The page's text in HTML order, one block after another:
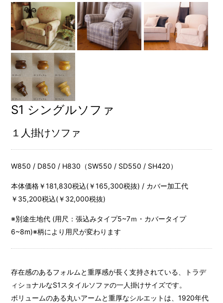
S1 シングルソファ
１人掛けソファ
W850 / D850 / H830（SW550 / SD550 / SH420）
本体価格￥181,830税込(￥165,300税抜) / カバー加工代
￥35,200税込(￥32,000税抜)
※別途生地代 (用尺：張込みタイプ5~7ｍ・カバータイプ
6~8m)※柄により用尺が変わります
存在感のあるフォルムと重厚感が長く支持されている、トラデ
ィショナルなS1スタイルソファの一人掛けサイズです。
ボリュームのある丸いアームと重厚なシルエットは、1920年代